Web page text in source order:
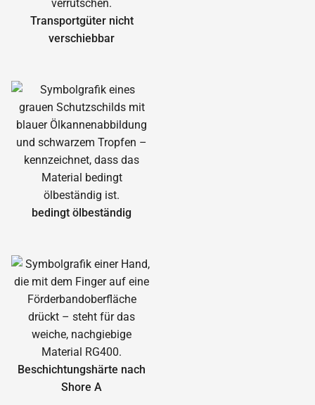
Transportgüter nicht
verschiebbar
bedingt ölbeständig
Beschichtungshärte nach
Shore A